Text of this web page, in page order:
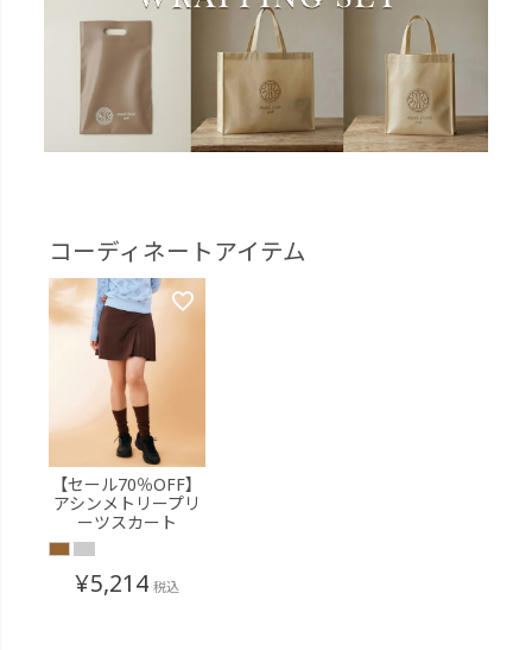
コーディネートアイテム
【セール70％OFF】
アシンメトリープリ
ーツスカート
¥5,214 税込